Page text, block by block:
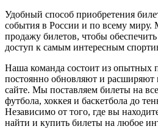
Удобный способ приобретения
события в России и по всему
продажу билетов, чтобы
доступ к самым интересным
Наша команда состоит из опытных
постоянно обновляют и расширяют
сайте. Мы поставляем билеты на
футбола, хоккея и баскетбола до
Независимо от того, где вы
найти и купить билеты на любое